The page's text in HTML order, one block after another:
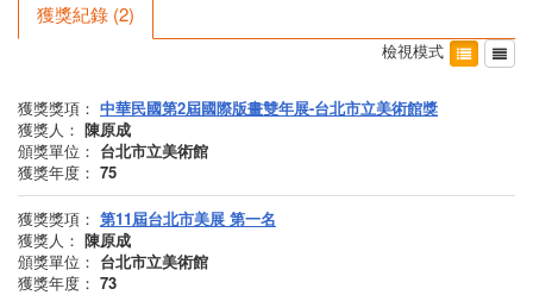
獲獎紀錄 (2)
檢視模式
獲獎獎項： 中華民國第2屆國際版畫雙年展-台北市立美術館獎
獲獎人： 陳原成
頒獎單位： 台北市立美術館
獲獎年度 ： 75
獲獎獎項： 第11屆台北市美展 第一名
獲獎人： 陳原成
頒獎單位： 台北市立美術館
獲獎年度 ： 73